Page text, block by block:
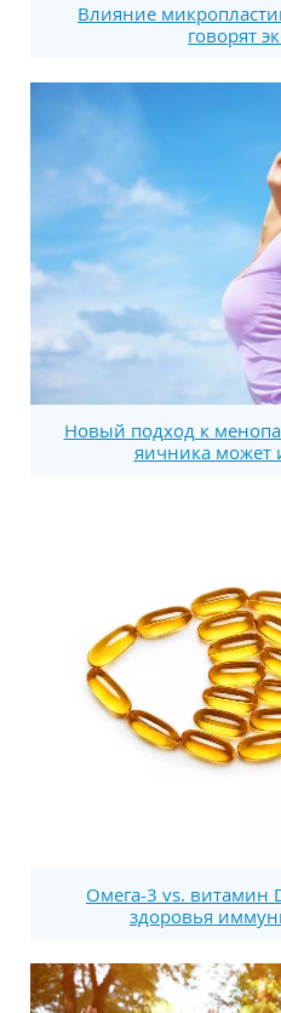
Влияние
говорят
Новый подход к
яичника может
Омега-3 vs. витамин
здоровья